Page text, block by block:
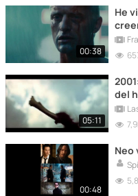
00:38
He
05:11
del
00:48
Neo